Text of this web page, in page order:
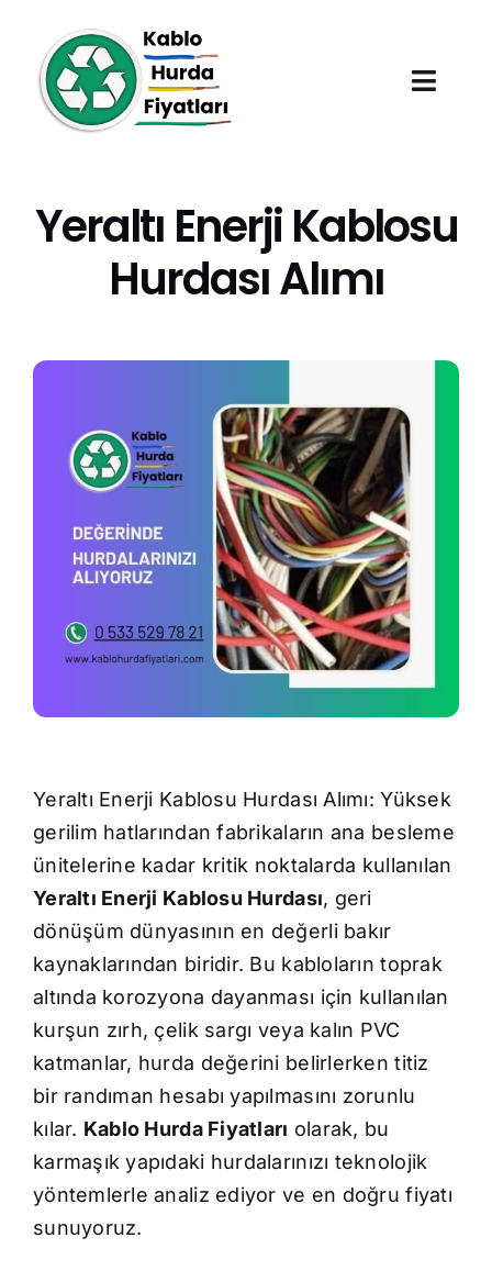
content
Hurda Fiyatları
Blog
İletişim
Yeraltı Enerji Kablosu
Hurdası Alımı
Yeraltı Enerji Kablosu Hurdası Alımı: Yüksek
gerilim hatlarından fabrikaların ana besleme
ünitelerine kadar kritik noktalarda kullanılan
Yeraltı Enerji Kablosu Hurdası, geri
dönüşüm dünyasının en değerli bakır
kaynaklarından biridir. Bu kabloların toprak
altında korozyona dayanması için kullanılan
kurşun zırh, çelik sargı veya kalın PVC
katmanlar, hurda değerini belirlerken titiz
bir randıman hesabı yapılmasını zorunlu
kılar. Kablo Hurda Fiyatları olarak, bu
karmaşık yapıdaki hurdalarınızı teknolojik
yöntemlerle analiz ediyor ve en doğru fiyatı
sunuyoruz.